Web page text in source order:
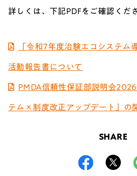
詳しくは、下記PDFをご確認くだ
「令和7年度治験エコシステム
活動報告書について
PMDA信頼性保証部説明会
テム×制度改正アップデート」の
SHARE